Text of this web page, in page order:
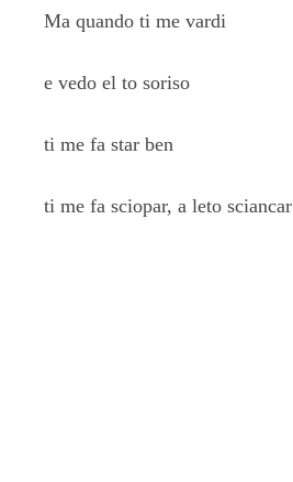
Ma quando ti me vardi
e vedo el to soriso
ti me fa star ben
ti me fa sciopar, a leto sciancar